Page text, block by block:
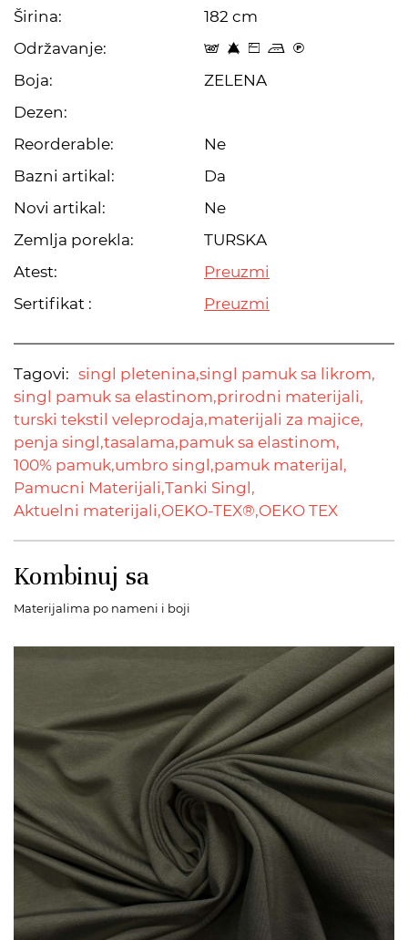
Širina:
182 cm
Održavanje:
t 8 Z p C
Boja:
ZELENA
Dezen:
Reorderable:
Ne
Bazni artikal:
Da
Novi artikal:
Ne
Zemlja porekla:
TURSKA
Atest:
Preuzmi
Sertifikat :
Preuzmi
Tagovi: singl pletenina,singl pamuk sa likrom,
singl pamuk sa elastinom,prirodni materijali,
turski tekstil veleprodaja,materijali za majice,
penja singl,tasalama,pamuk sa elastinom,
100% pamuk,umbro singl,pamuk materijal,
Pamucni Materijali,Tanki Singl,
Aktuelni materijali,OEKO-TEX®,OEKO TEX
Kombinuj sa
Materijalima po nameni i boji